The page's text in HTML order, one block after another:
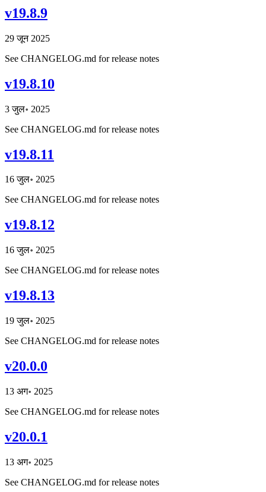
v19.8.9
29 जून 2025
See CHANGELOG.md for release notes
v19.8.10
3 जुल॰ 2025
See CHANGELOG.md for release notes
v19.8.11
16 जुल॰ 2025
See CHANGELOG.md for release notes
v19.8.12
16 जुल॰ 2025
See CHANGELOG.md for release notes
v19.8.13
19 जुल॰ 2025
See CHANGELOG.md for release notes
v20.0.0
13 अग॰ 2025
See CHANGELOG.md for release notes
v20.0.1
13 अग॰ 2025
See CHANGELOG.md for release notes